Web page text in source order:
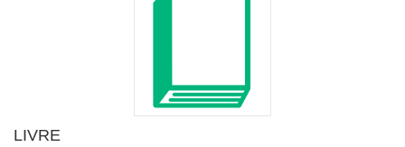
LIVRE